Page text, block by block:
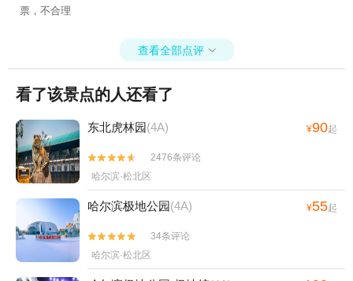
票，不合理
查看全部点评 
看了该景点的人还看了
东北虎林园(4A) ¥90起


2476条评论
哈尔滨·松北区
哈尔滨极地公园(4A) ¥55起


34条评论
哈尔滨·松北区